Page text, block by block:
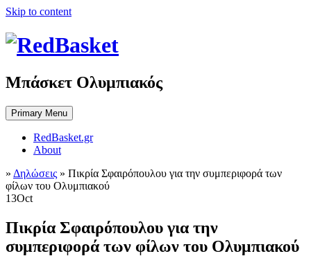
Skip to content
Μπάσκετ Ολυμπιακός
Primary Menu
RedBasket.gr
About
» Δηλώσεις » Πικρία Σφαιρόπουλου για την συμπεριφορά των
φίλων του Ολυμπιακού
13Oct
Πικρία Σφαιρόπουλου για την
συμπεριφορά των φίλων του Ολυμπιακού